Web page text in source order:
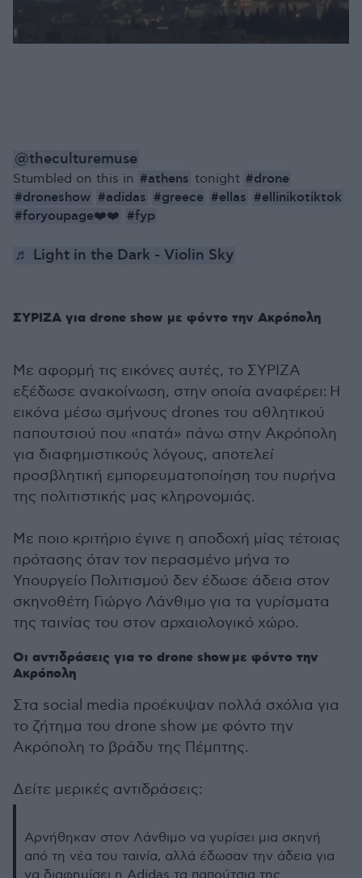
@theculturemuse
Stumbled on this in #athens tonight #drone
#droneshow #adidas #greece #ellas #ellinikotiktok
#foryoupage❤️❤️ #fyp
♬ Light in the Dark - Violin Sky
ΣΥΡΙΖΑ για drone show με φόντο την Ακρόπολη
Με αφορμή τις εικόνες αυτές, το ΣΥΡΙΖΑ
εξέδωσε ανακοίνωση, στην οποία αναφέρει: Η
εικόνα μέσω σμήνους drones του αθλητικού
παπουτσιού που «πατά» πάνω στην Ακρόπολη
για διαφημιστικούς λόγους, αποτελεί
προσβλητική εμπορευματοποίηση του πυρήνα
της πολιτιστικής μας κληρονομιάς.
Με ποιο κριτήριο έγινε η αποδοχή μίας τέτοιας
πρότασης όταν τον περασμένο μήνα το
Υπουργείο Πολιτισμού δεν έδωσε άδεια στον
σκηνοθέτη Γιώργο Λάνθιμο για τα γυρίσματα
της ταινίας του στον αρχαιολογικό χώρο.
Οι αντιδράσεις για το drone show με φόντο την
Ακρόπολη
Στα social media προέκυψαν πολλά σχόλια για
το ζήτημα του drone show με φόντο την
Ακρόπολη το βράδυ της Πέμπτης.
Δείτε μερικές αντιδράσεις:
Αρνήθηκαν στον Λάνθιμο να γυρίσει μια σκηνή
από τη νέα του ταινία, αλλά έδωσαν την άδεια για